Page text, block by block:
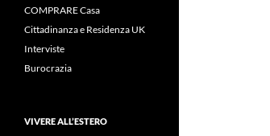
COMPRARE Casa
Cittadinanza e Residenza UK
Interviste
Burocrazia
VIVERE ALL’ESTERO